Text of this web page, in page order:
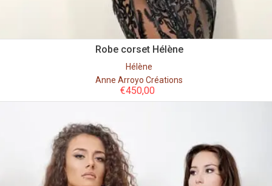
Robe corset Hélène
Hélène
Anne Arroyo Créations
€450,00